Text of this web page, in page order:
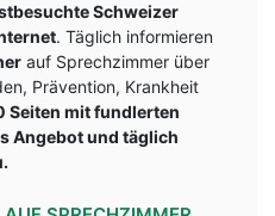
Schweizer
. Täglich informieren
auf Sprechzimmer über
Prävention, Krankheit
Seiten mit fundlerten
Angebot und täglich